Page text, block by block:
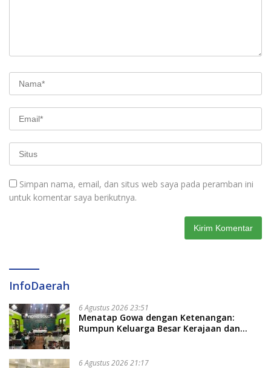
Simpan nama, email, dan situs web saya pada peramban ini
untuk komentar saya berikutnya.
InfoDaerah
6 Agustus 2026 23:51
Menatap Gowa dengan Ketenangan:
Rumpun Keluarga Besar Kerajaan dan
Soal Adat dan Adab
6 Agustus 2026 21:17